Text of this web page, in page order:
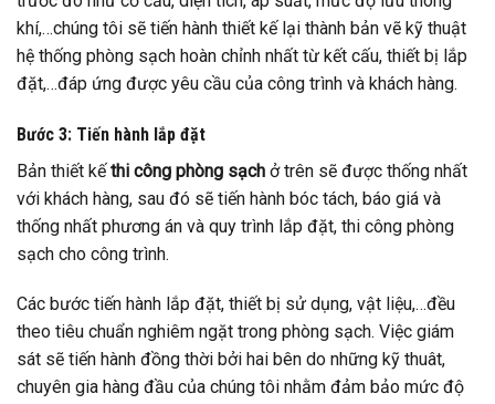
khí,…chúng tôi sẽ tiến hành thiết kế lại thành bản vẽ kỹ thuật
hệ thống phòng sạch hoàn chỉnh nhất từ kết cấu, thiết bị lắp
đặt,…đáp ứng được yêu cầu của công trình và khách hàng.
Bước 3: Tiến hành lắp đặt
Bản thiết kếthi công phòng sạch ở trên sẽ được thống nhất
với khách hàng, sau đó sẽ tiến hành bóc tách, báo giá và
thống nhất phương án và quy trình lắp đặt, thi công phòng
sạch cho công trình.
Các bước tiến hành lắp đặt, thiết bị sử dụng, vật liệu,…đều
theo tiêu chuẩn nghiêm ngặt trong phòng sạch. Việc giám
sát sẽ tiến hành đồng thời bởi hai bên do những kỹ thuât,
chuyên gia hàng đầu của chúng tôi nhằm đảm bảo mức độ